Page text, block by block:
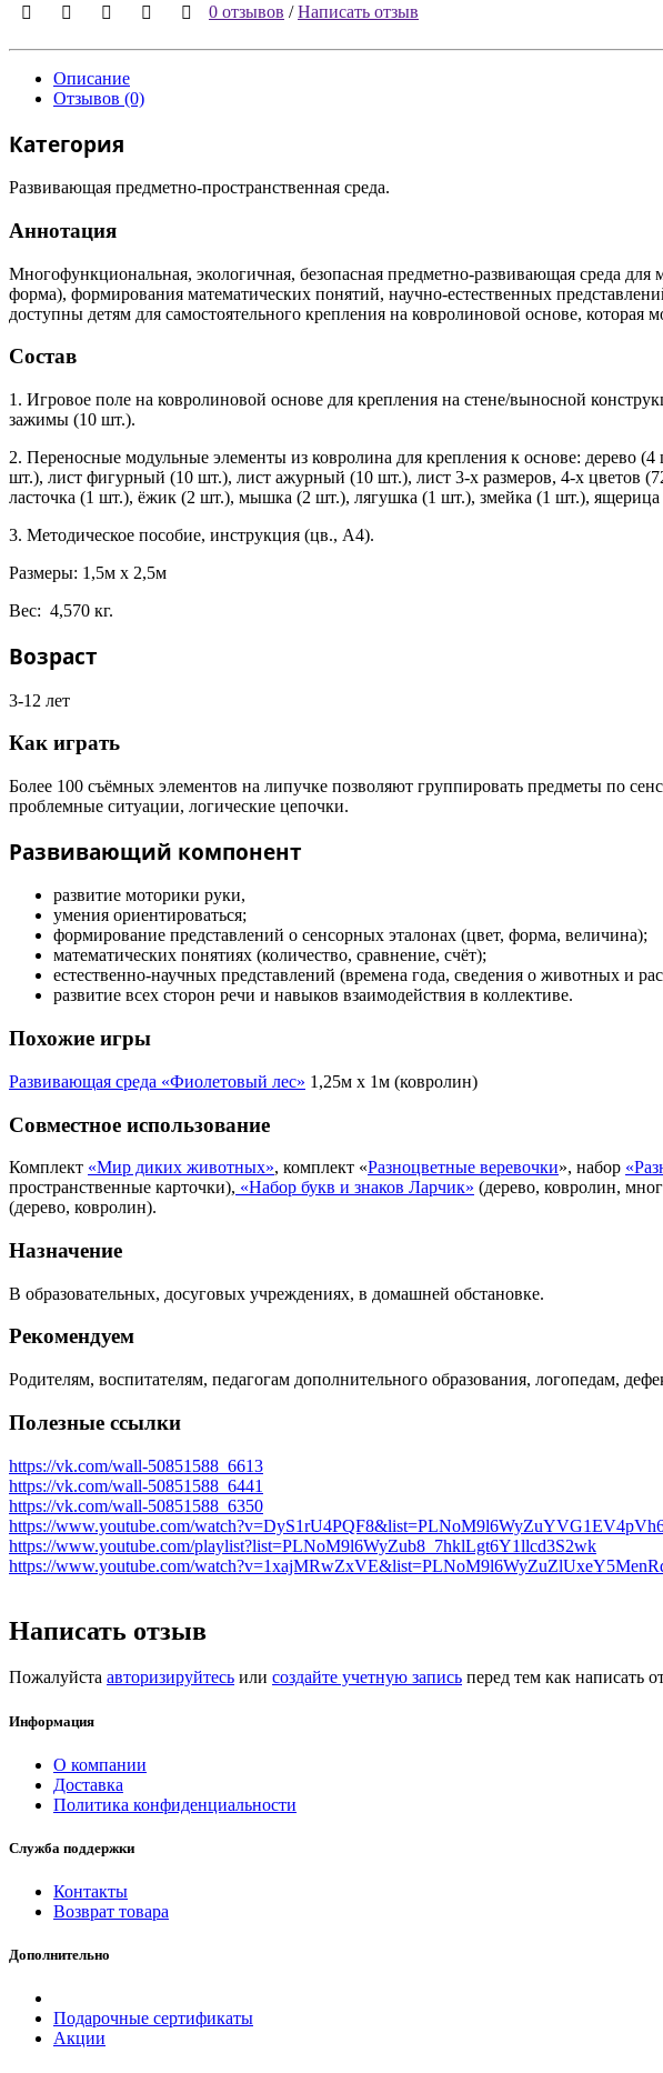
0 отзывов /Написать отзыв
Описание
Отзывов (0)
Категория
Развивающая предметно-пространственная среда.
Аннотация
Многофункциональная, экологичная, безопасная предметно-развивающая среда
форма), формирования математических понятий, научно-естественных
доступны детям для самостоятельного крепления на ковролиновой основе,
Состав
1. Игровое поле на ковролиновой основе для крепления на стене/выносной
зажимы (10 шт.).
2. Переносные модульные элементы из ковролина для крепления к основе: дерево
шт.), лист фигурный (10 шт.), лист ажурный (10 шт.), лист 3-х размеров, 4-х цветов
ласточка (1 шт.), ёжик (2 шт.), мышка (2 шт.), лягушка (1 шт.), змейка (1 шт.),
3. Методическое пособие, инструкция (цв., А4).
Размеры: 1,5м x 2,5м
Вес: 4,570 кг.
Возраст
3-12 лет
Как играть
Более 100 съёмных элементов на липучке позволяют группировать предметы по
проблемные ситуации, логические цепочки.
Развивающий компонент
развитие моторики руки,
умения ориентироваться;
формирование представлений о сенсорных эталонах (цвет, форма, величина);
математических понятиях (количество, сравнение, счёт);
естественно-научных представлений (времена года, сведения о животных и
развитие всех сторон речи и навыков взаимодействия в коллективе.
Похожие игры
Развивающая среда «Фиолетовый лес» 1,25м x 1м (ковролин)
Совместное использование
Комплект «Мир диких животных», комплект «Разноцветные веревочки», набор
пространственные карточки), «Набор букв и знаков Ларчик» (дерево, ковролин,
(дерево, ковролин).
Назначение
В образовательных, досуговых учреждениях, в домашней обстановке.
Рекомендуем
Родителям, воспитателям, педагогам дополнительного образования, логопедам,
Полезные ссылки
https://vk.com/wall-50851588_6613
https://vk.com/wall-50851588_6441
https://vk.com/wall-50851588_6350
https://www.youtube.com/
https://www.youtube.com/playlist?list=PLNoM9l6WyZub8_7hklLgt6Y1llcd3S2wk
https://www.youtube.com/
Написать отзыв
Пожалуйста авторизируйтесь или создайте учетную запись перед тем как написать
Информация
О компании
Доставка
Политика конфиденциальности
Служба поддержки
Контакты
Возврат товара
Дополнительно
Подарочные сертификаты
Акции